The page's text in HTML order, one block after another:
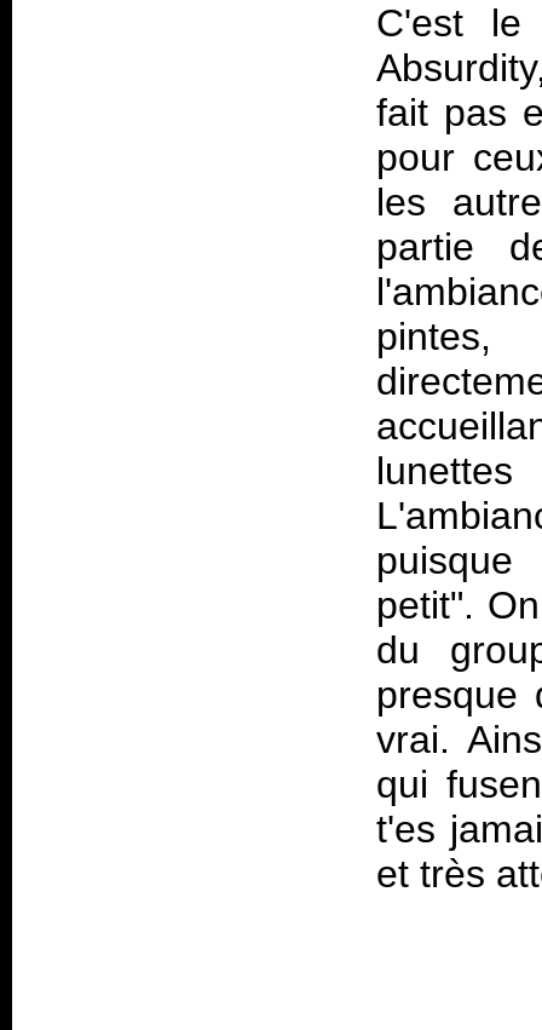
C'est le
fait pas
pour
les
partie
pintes,
petit".
du
presque
vrai.
qui
t'es